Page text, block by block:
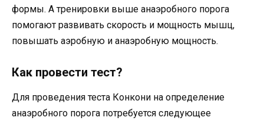
формы. А тренировки выше анаэробного порога
помогают развивать скорость и мощность мышц,
повышать аэробную и анаэробную мощность.
Как провести тест?
Для проведения теста Конкони на определение
анаэробного порога потребуется следующее